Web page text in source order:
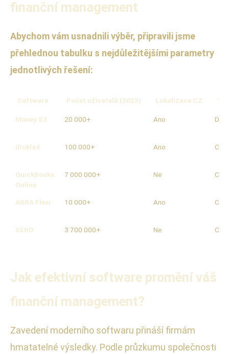
finanční management
Abychom vám usnadnili výběr, připravili jsme
přehlednou tabulku s nejdůležitějšími parametry
jednotlivých řešení:
Software Počet uživatelů (2023) Lokalizace CZ
Money S3 20 000+ Ano
iDoklad 100 000+ Ano
QuickBooks
Online
7 000 000+ Ne
ABRA Flexi 10 000+ Ano
XERO 3 700 000+ Ne
Jak efektivní software promění váš
finanční management?
Zavedení moderního softwaru přináší firmám
hmatatelné výsledky. Podle průzkumu společnosti